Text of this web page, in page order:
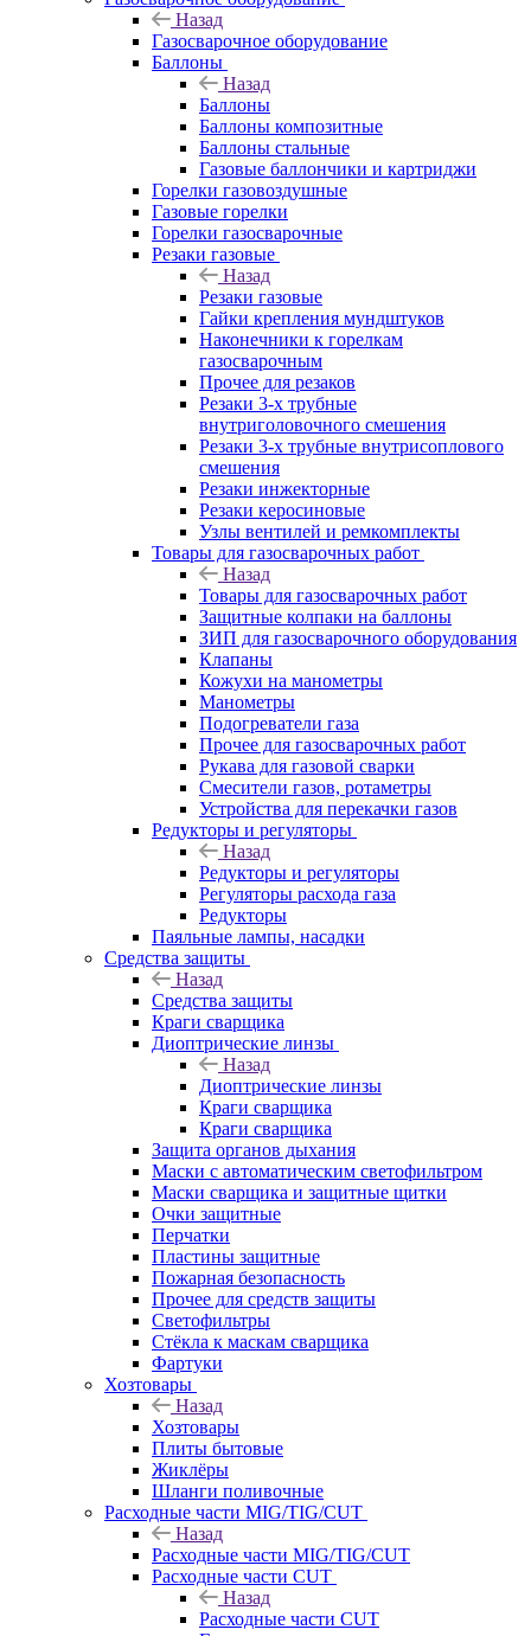
Назад
Газосварочное оборудование
Баллоны
Назад
Баллоны
Баллоны композитные
Баллоны стальные
Газовые баллончики и картриджи
Горелки газовоздушные
Газовые горелки
Горелки газосварочные
Резаки газовые
Назад
Резаки газовые
Гайки крепления мундштуков
Наконечники к горелкам
газосварочным
Прочее для резаков
Резаки 3-х трубные
внутриголовочного смешения
Резаки 3-х трубные внутрисоплового
смешения
Резаки инжекторные
Резаки керосиновые
Узлы вентилей и ремкомплекты
Товары для газосварочных работ
Назад
Товары для газосварочных работ
Защитные колпаки на баллоны
ЗИП для газосварочного оборудования
Клапаны
Кожухи на манометры
Манометры
Подогреватели газа
Прочее для газосварочных работ
Рукава для газовой сварки
Смесители газов, ротаметры
Устройства для перекачки газов
Редукторы и регуляторы
Назад
Редукторы и регуляторы
Регуляторы расхода газа
Редукторы
Паяльные лампы, насадки
Средства защиты
Назад
Средства защиты
Краги сварщика
Диоптрические линзы
Назад
Диоптрические линзы
Краги сварщика
Краги сварщика
Защита органов дыхания
Маски с автоматическим светофильтром
Маски сварщика и защитные щитки
Очки защитные
Перчатки
Пластины защитные
Пожарная безопасность
Прочее для средств защиты
Светофильтры
Стёкла к маскам сварщика
Фартуки
Хозтовары
Назад
Хозтовары
Плиты бытовые
Жиклёры
Шланги поливочные
Расходные части MIG/TIG/CUT
Назад
Расходные части MIG/TIG/CUT
Расходные части CUT
Назад
Расходные части CUT